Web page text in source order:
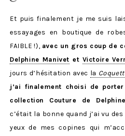
Et puis finalement je me suis
essayages en boutique de
FAIBLE !), avec un gros coup de
Delphine Manivet et Victoire
jours d’hésitation avec la
j’ai finalement choisi de
collection Couture de
c’était la bonne quand j’ai vu
yeux de mes copines qui